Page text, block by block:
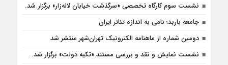
نشست سوم کارگاه تخصصی «سرگذشت خیابان لاله‌زار» برگزار شد.
جامعه باربد؛ نامی به اندازه تئاتر ایران
دومین شماره از ماهنامه الکترونیک تهران‌شهر منتشر شد
نشست نمایش و نقد و بررسی مستند «تکیه دولت» برگزار شد.